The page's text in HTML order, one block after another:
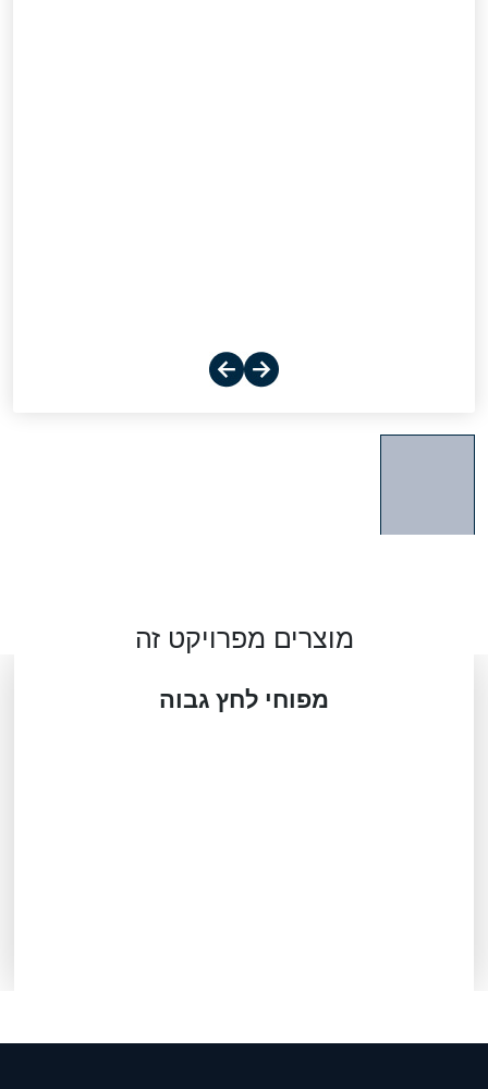
מוצרים מפרויקט זה
מפוחי לחץ גבוה